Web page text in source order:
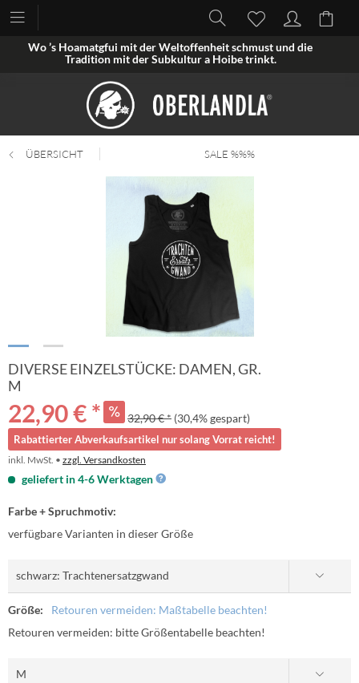
Wo ’s Hoamatgfui mit der Weltoffenheit schmust und die
Tradition mit der Subkultur a Hoibe trinkt.
ÜBERSICHT SALE %%%
DIVERSE EINZELSTÜCKE: DAMEN, GR.
M
22,90 € * 32,90 € * (30,4% gespart)
Rabattierter Abverkaufsartikel nur solang Vorrat reicht!
inkl. MwSt. • zzgl. Versandkosten
geliefert in 4-6 Werktagen
Farbe + Spruchmotiv:
verfügbare Varianten in dieser Größe
Größe:
Retouren vermeiden: Maßtabelle beachten!
Retouren vermeiden: bitte Größentabelle beachten!